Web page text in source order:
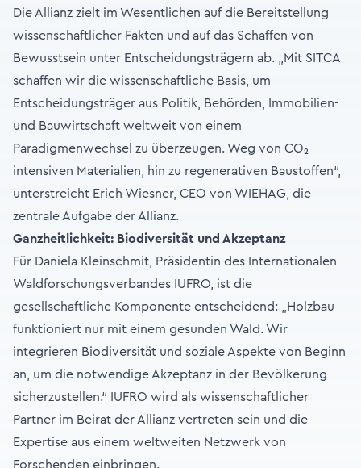
Die Allianz zielt im Wesentlichen auf die Bereitstellung
wissenschaftlicher Fakten und auf das Schaffen von
Bewusstsein unter Entscheidungsträgern ab. „Mit SITCA
schaffen wir die wissenschaftliche Basis, um
Entscheidungsträger aus Politik, Behörden, Immobilien-
und Bauwirtschaft weltweit von einem
Paradigmenwechsel zu überzeugen. Weg von CO₂-
intensiven Materialien, hin zu regenerativen Baustoffen“,
unterstreicht Erich Wiesner, CEO von WIEHAG, die
zentrale Aufgabe der Allianz.
Ganzheitlichkeit: Biodiversität und Akzeptanz
Für Daniela Kleinschmit, Präsidentin des Internationalen
Waldforschungsverbandes IUFRO, ist die
gesellschaftliche Komponente entscheidend: „Holzbau
funktioniert nur mit einem gesunden Wald. Wir
integrieren Biodiversität und soziale Aspekte von Beginn
an, um die notwendige Akzeptanz in der Bevölkerung
sicherzustellen.“ IUFRO wird als wissenschaftlicher
Partner im Beirat der Allianz vertreten sein und die
Expertise aus einem weltweiten Netzwerk von
Forschenden einbringen.